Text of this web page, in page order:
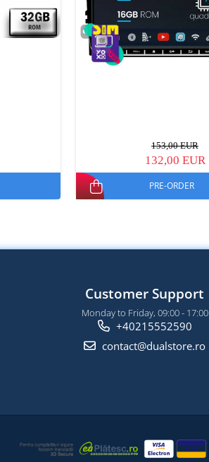
153,00 EUR
132,00 EUR
PRE-ORDER
Customer Support
Monday to Friday, 09:00 - 17:00
+40215552590
contact@dualstore.ro